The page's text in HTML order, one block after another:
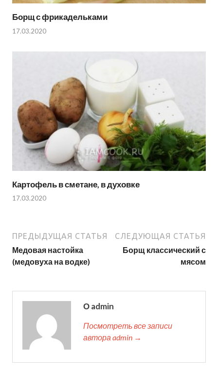
Борщ с фрикадельками
17.03.2020
Картофель в сметане, в духовке
17.03.2020
ПРЕДЫДУЩАЯ СТАТЬЯ
Медовая настойка
(медовуха на водке)
СЛЕДУЮЩАЯ СТАТЬЯ
Борщ классический с
мясом
О admin
Посмотреть все записи
автора admin →